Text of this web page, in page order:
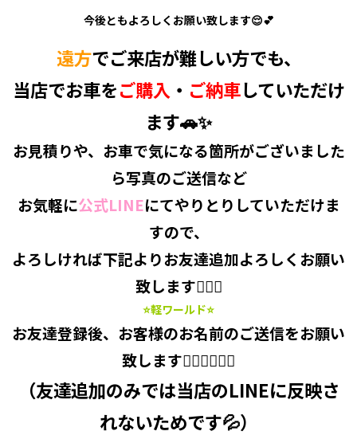
今後ともよろしくお願い致します😌💕
遠方でご来店が難しい方でも、
当店でお車をご購入 ・ ご納車していただけ
ます🚗✨
お見積りや、 お車で気になる箇所がございました
ら写真のご送信など
お気軽に公式LINEにてやりとり していただけま
すので、
よろしければ下記よりお友達追加よろしくお願い
致します🙋‍♀️✨
⭐軽ワールド⭐
お友達登録後、 お客様のお名前のご送信をお願い
致します🙇‍♂️🙇‍♀️🙇‍♂️
（友達追加のみでは当店のLINEに反映さ
れないためです💦）